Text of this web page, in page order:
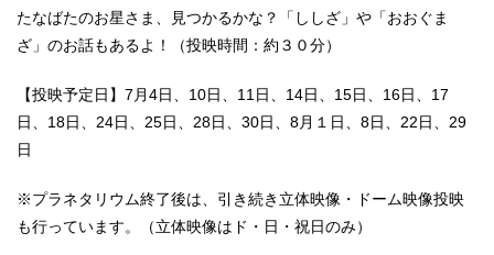
たなばたのお星さま、見つかるかな？「ししざ」や「おおぐま
ざ」のお話もあるよ！（投映時間：約３０分）
【投映予定日】7月4日、10日、11日、14日、15日、16日、17
日、18日、24日、25日、28日、30日、8月１日、8日、22日、29
日
※プラネタリウム終了後は、引き続き立体映像・ドーム映像投映
も行っています。（立体映像はド・日・祝日のみ）